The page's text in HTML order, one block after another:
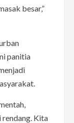
besar,”
panitia
rendang. Kita